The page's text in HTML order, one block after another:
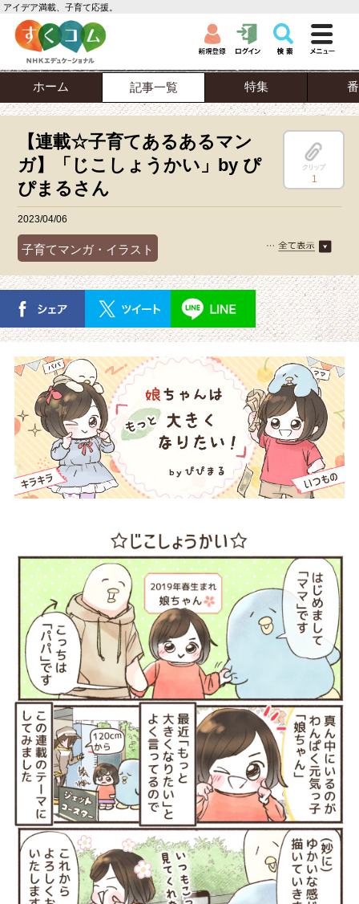
アイデア満載、子育て応援。
ホーム 記事一覧 特集
【連載☆子育てあるあるマン
ガ】「じこしょうかい」by ぴ
ぴまるさん
クリップ
1
2023/04/06
子育てマンガ・イラスト